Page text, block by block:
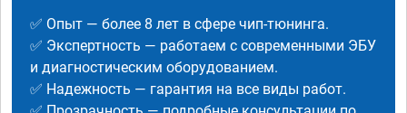
✅ Опыт — более 8 лет в сфере чип-тюнинга.
✅ Экспертность — работаем с современными ЭБУ
и диагностическим оборудованием.
✅ Надежность — гарантия на все виды работ.